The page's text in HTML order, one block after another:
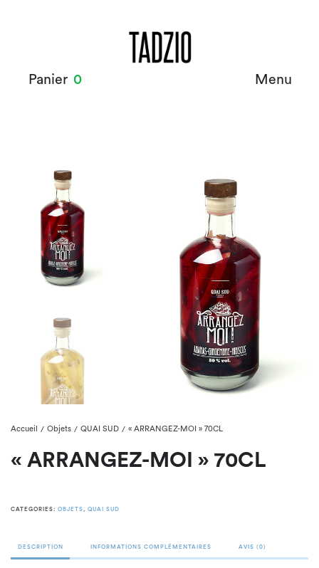
Panier 0 Menu
Accueil / Objets / QUAI SUD / « ARRANGEZ-MOI » 70CL
« ARRANGEZ-MOI » 70CL
CATEGORIES: OBJETS, QUAI SUD
DESCRIPTION INFORMATIONS COMPLÉMENTAIRES AVIS (0)